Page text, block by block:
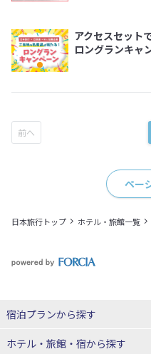
アクセスセット
ロングランキャ
ペー
日本旅行トップ ホテル・旅館一覧
宿泊プランから探す
北海道
ホテル・旅館・宿から探す